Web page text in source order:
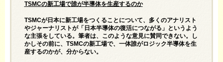
TSMCの新工場で誰が半導体を生産するのか
TSMCが日本に新工場をつくることについて、多くのアナリスト
やジャーナリストが「日本半導体の復活につながる」というよう
な主張をしている。筆者は、このような意見に賛同できない。し
かしその前に、TSMCの新工場で、一体誰がロジック半導体を生
産するのかが、分からない。